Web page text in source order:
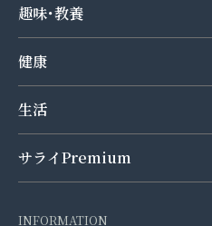
趣味･教養
健康
生活
サライPremium
INFORMATION